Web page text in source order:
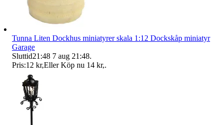
Tunna Liten Dockhus miniatyrer skala 1:12 Dockskåp miniatyr
Garage
Sluttid21:48 7 aug 21:48.
Pris:12 kr,Eller Köp nu 14 kr,.